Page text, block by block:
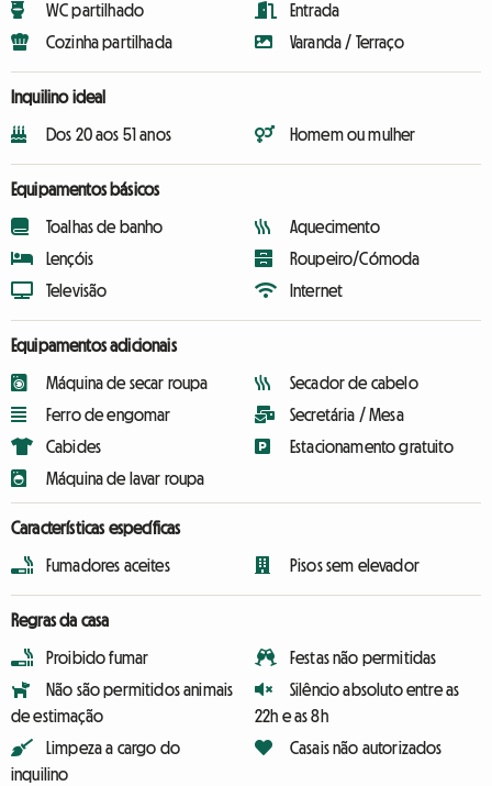
WC partilhado
Cozinha partilhada
Entrada
Varanda / Terraço
Inquilino ideal
Dos 20 aos 51 anos Homem ou mulher
Equipamentos básicos
Toalhas de banho
Lençóis
Televisão
Aquecimento
Roupeiro/Cómoda
Internet
Equipamentos adicionais
Máquina de secar roupa
Ferro de engomar
Cabides
Máquina de lavar roupa
Secador de cabelo
Secretária / Mesa
Estacionamento gratuito
Características específicas
Fumadores aceites Pisos sem elevador
Regras da casa
Proibido fumar
Não são permitidos animais
de estimação
Limpeza a cargo do
inquilino
Festas não permitidas
Silêncio absoluto entre as
22h e as 8h
Casais não autorizados